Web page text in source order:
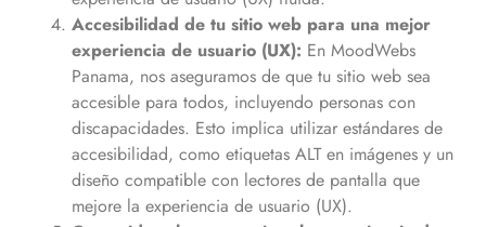
Accesibilidad de tu sitio web para una mejor
experiencia de usuario (UX): En MoodWebs
Panama, nos aseguramos de que tu sitio web sea
accesible para todos, incluyendo personas con
discapacidades. Esto implica utilizar estándares de
accesibilidad, como etiquetas ALT en imágenes y un
diseño compatible con lectores de pantalla que
mejore la experiencia de usuario (UX).